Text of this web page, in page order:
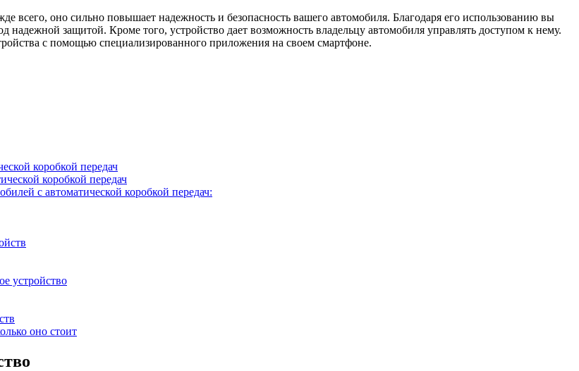
всего, оно сильно повышает надежность и безопасность вашего автомобиля. Благодаря его использованию вы
защитой. Кроме того, устройство дает возможность владельцу автомобиля управлять доступом к нему.
с помощью специализированного приложения на своем смартфоне.
коробкой передач
коробкой передач
с автоматической коробкой передач:
устройство
оно стоит